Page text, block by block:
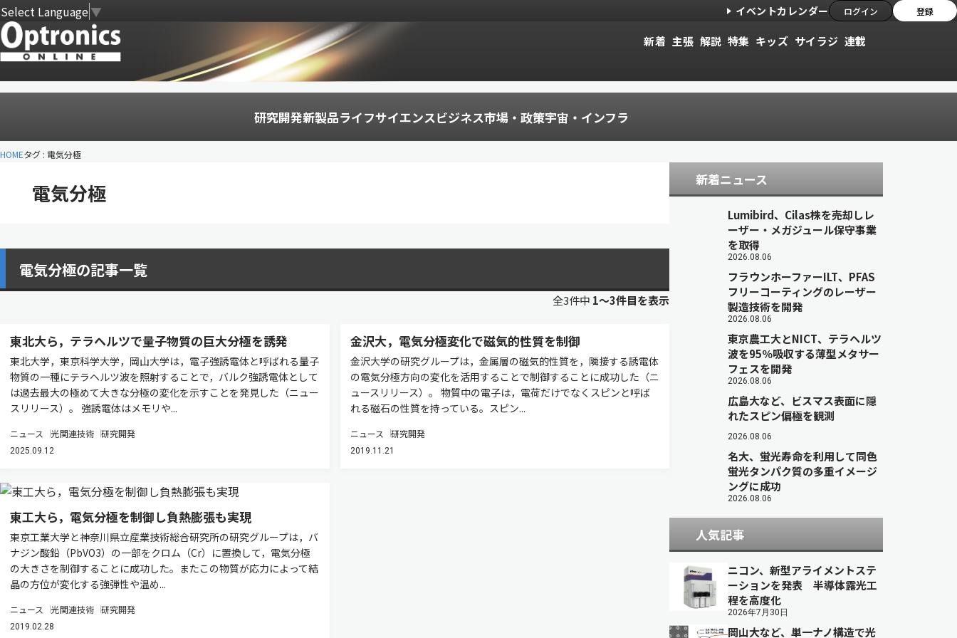
Select Language▼ イベントカレンダー ログイン 登録
新着 主張 解説 特集 キッズ サイラジ 連載
研究開発新製品ライフサイエンスビジネス市場・政策宇宙・インフラ
HOMEタグ : 電気分極
電気分極
電気分極の記事一覧
全3件中 1〜3件目を表示
東北大ら，テラヘルツで量子物質の巨大分極を誘発
東北大学，東京科学大学，岡山大学は，電子強誘電体と呼ばれる量子
物質の一種にテラヘルツ波を照射することで，バルク強誘電体として
は過去最大の極めて大きな分極の変化を示すことを発見した（ニュー
スリリース）。 強誘電体はメモリや...
ニュース 光関連技術 研究開発
2025.09.12
金沢大，電気分極変化で磁気的性質を制御
金沢大学の研究グループは，金属層の磁気的性質を，隣接する誘電体
の電気分極方向の変化を活用することで制御することに成功した（ニ
ュースリリース）。 物質中の電子は，電荷だけでなくスピンと呼ば
れる磁石の性質を持っている。スピン...
ニュース 研究開発
2019.11.21
東工大ら，電気分極を制御し負熱膨張も実現
東京工業大学と神奈川県立産業技術総合研究所の研究グループは，バ
ナジン酸鉛（PbVO3）の一部をクロム（Cr）に置換して，電気分極
の大きさを制御することに成功した。またこの物質が応力によって結
晶の方位が変化する強弾性や温め...
ニュース 光関連技術 研究開発
2019.02.28
新着ニュース
Lumibird、Cilas株を売却しレ
ーザー・メガジュール保守事業
を取得
2026.08.06
フラウンホーファーILT、PFAS
フリーコーティングのレーザー
製造技術を開発
2026.08.06
東京農工大とNICT、テラヘルツ
波を95％吸収する薄型メタサー
フェスを開発
2026.08.06
広島大など、ビスマス表面に隠
れたスピン偏極を観測
2026.08.06
名大、蛍光寿命を利用して同色
蛍光タンパク質の多重イメージ
ングに成功
2026.08.06
人気記事
ニコン、新型アライメントステ
ーションを発表 半導体露光工
程を高度化
2026年7月30日
岡山大など、単一ナノ構造で光